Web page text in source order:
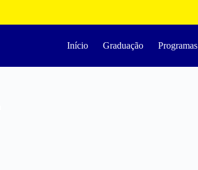
Início Graduação Programas